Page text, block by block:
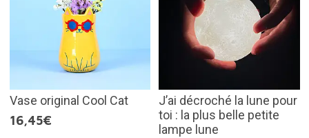
Vase original Cool Cat
16,45€
J’ai décroché la lune pour
toi : la plus belle petite
lampe lune